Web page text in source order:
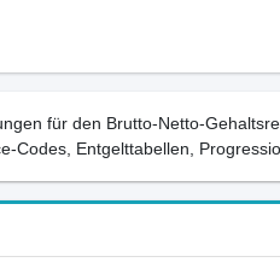
für den Brutto-Netto-
Codes, Entgelttabellen,